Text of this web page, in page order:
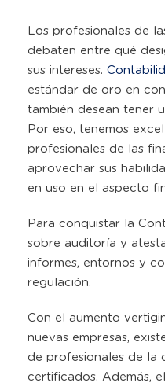
Los profesionales de
debaten entre qué
sus intereses.
estándar de oro en
también desean tener
Por eso, tenemos
profesionales de las
aprovechar sus
en uso en el aspecto
Para conquistar la
sobre auditoría y
informes, entornos y
regulación.
Con el aumento
nuevas empresas,
de profesionales de la
certificados. Además,